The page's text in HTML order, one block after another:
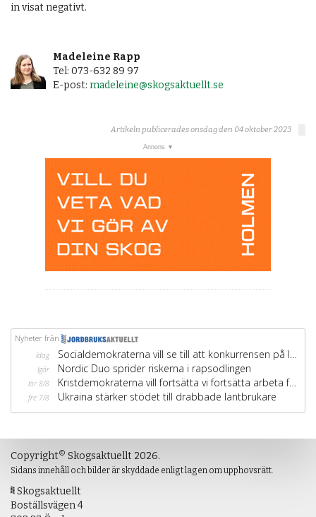
in visat negativt.
Madeleine Rapp
Tel: 073-632 89 97
E-post: madeleine@skogsaktuellt.se
Artikeln publicerades onsdag den 04 oktober 2023
Copyright© Skogsaktuellt 2026.
Sidans innehåll och bilder är skyddade enligt lagen om upphovsrätt.
Skogsaktuellt
Boställsvägen 4